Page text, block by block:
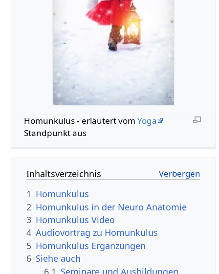
Homunkulus - erläutert vom Yoga
Standpunkt aus
Inhaltsverzeichnis
1 Homunkulus
2 Homunkulus in der Neuro Anatomie
3 Homunkulus Video
4 Audiovortrag zu Homunkulus
5 Homunkulus Ergänzungen
6 Siehe auch
6.1 Seminare und Ausbildungen